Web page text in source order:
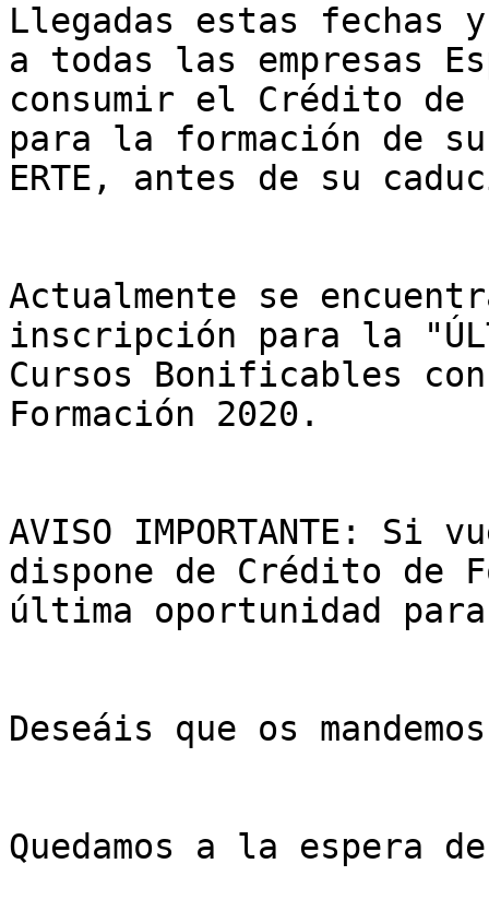
Llegadas estas fechas
a todas las empresas
consumir el Crédito de
para la formación de
ERTE, antes de su
Actualmente se
inscripción para la
Cursos Bonificables
Formación 2020.
AVISO IMPORTANTE: Si
dispone de Crédito de
última oportunidad
Deseáis que os
Quedamos a la espera